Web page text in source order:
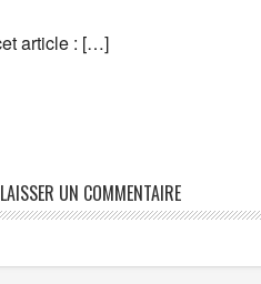
article : […]
LAISSER UN COMMENTAIRE